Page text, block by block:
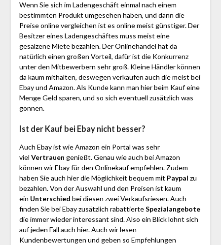
Wenn Sie sich im Ladengeschäft einmal nach einem
bestimmten Produkt umgesehen haben, und dann die
Preise online vergleichen ist es online meist günstiger. Der
Besitzer eines Ladengeschäftes muss meist eine
gesalzene Miete bezahlen. Der Onlinehandel hat da
natürlich einen großen Vorteil, dafür ist die Konkurrenz
unter den Mitbewerbern sehr groß. Kleine Händler können
da kaum mithalten, deswegen verkaufen auch die meist bei
Ebay und Amazon. Als Kunde kann man hier beim Kauf eine
Menge Geld sparen, und so sich eventuell zusätzlich was
gönnen.
Ist der Kauf bei Ebay nicht besser?
Auch Ebay ist wie Amazon ein Portal was sehr
viel Vertrauen genießt. Genau wie auch bei Amazon
können wir Ebay für den Onlinekauf empfehlen. Zudem
haben Sie auch hier die Möglichkeit bequem mit Paypal zu
bezahlen. Von der Auswahl und den Preisen ist kaum
ein Unterschied bei diesen zwei Verkaufsriesen. Auch
finden Sie bei Ebay zusätzlich rabattierteSpezialangebote
die immer wieder interessant sind. Also ein Blick lohnt sich
auf jeden Fall auch hier. Auch wir lesen
Kundenbewertungen und geben so Empfehlungen